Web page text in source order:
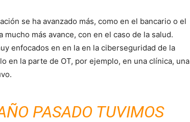
se ha avanzado más, como en el bancario o el
más avance, con en el caso de la salud.
enfocados en en la en la ciberseguridad de la
en la parte de OT, por ejemplo, en una clínica, una
PASADO TUVIMOS